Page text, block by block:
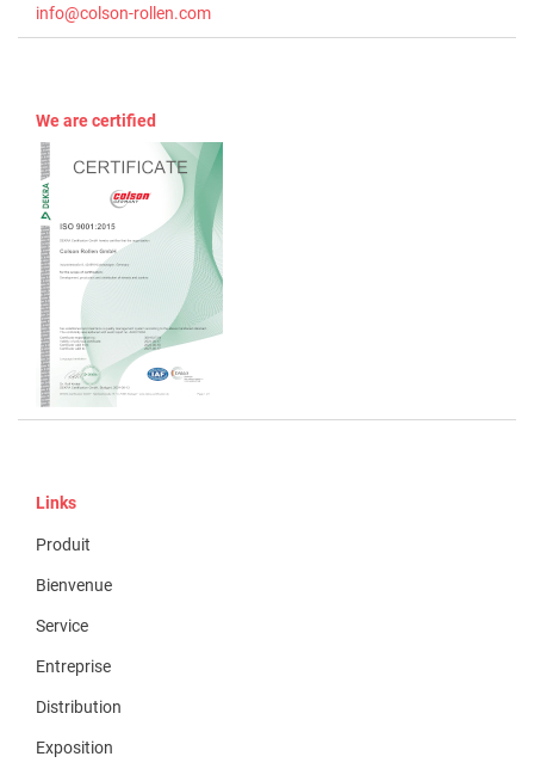
info@colson-rollen.com
We are certified
Links
Produit
Bienvenue
Service
Entreprise
Distribution
Exposition